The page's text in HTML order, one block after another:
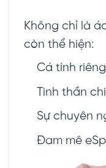
Không chỉ là
còn thể hiện:
Cá tính
Tinh thần
Sự chuyên
Đam mê